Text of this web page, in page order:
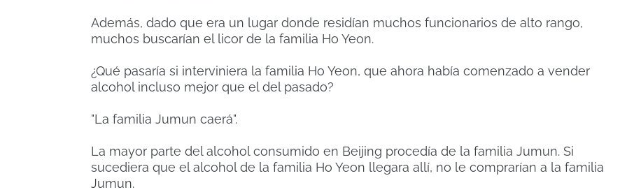
Además, dado que era un lugar donde residían muchos funcionarios de alto rango,
muchos buscarían el licor de la familia Ho Yeon.
¿Qué pasaría si interviniera la familia Ho Yeon, que ahora había comenzado a vender
alcohol incluso mejor que el del pasado?
"La familia Jumun caerá".
La mayor parte del alcohol consumido en Beijing procedía de la familia Jumun. Si
sucediera que el alcohol de la familia Ho Yeon llegara allí, no le comprarían a la familia
Jumun.